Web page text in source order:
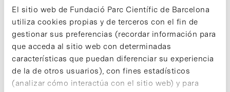
El sitio web de Fundació Parc Científic de Barcelona
utiliza cookies propias y de terceros con el fin de
gestionar sus preferencias (recordar información para
que acceda al sitio web con determinadas
características que puedan diferenciar su experiencia
de la de otros usuarios), con fines estadísticos
(analizar cómo interactúa con el sitio web) y para
Can we rationally design efficient
enzymes?
22 febrero 2023 @ 12:00-14:00